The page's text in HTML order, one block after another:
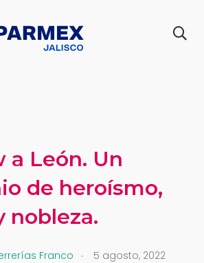
a León. Un
de heroísmo,
nobleza.
Franco .
5 agosto, 2022